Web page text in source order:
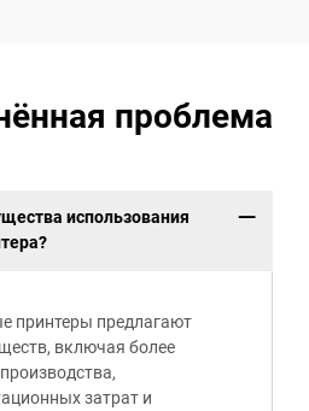
проблема
использования
принтеры предлагают
включая более
затрат и